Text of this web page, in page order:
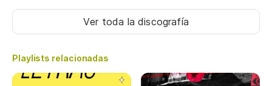
Ver toda la discografía
Playlists relacionadas